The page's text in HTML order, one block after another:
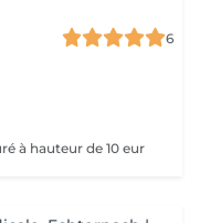
6
à hauteur de 10 eur